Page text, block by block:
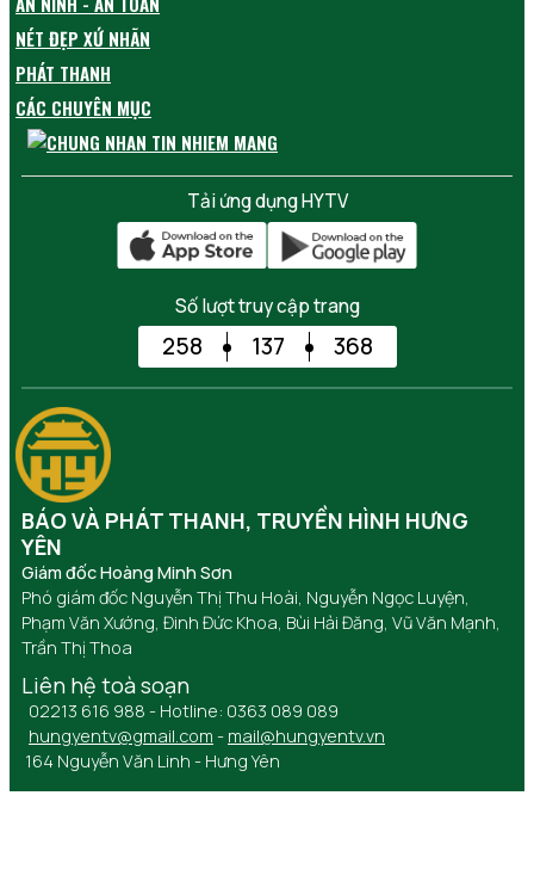
NÉT ĐẸP XỨ NHÃN
PHÁT THANH
CÁC CHUYÊN MỤC
Tải ứng dụng HYTV
Số lượt truy cập trang
258 137 368
BÁO VÀ PHÁT THANH, TRUYỀN HÌNH HƯNG
YÊN
Giám đốc Hoàng Minh Sơn
Phó giám đốc Nguyễn Thị Thu Hoài, Nguyễn Ngọc Luyện,
Phạm Văn Xướng, Đinh Đức Khoa, Bùi Hải Đăng, Vũ Văn Mạnh,
Trần Thị Thoa
Liên hệ toà soạn
02213 616 988 - Hotline: 0363 089 089
hungyentv@gmail.com - mail@hungyentv.vn
164 Nguyễn Văn Linh - Hưng Yên